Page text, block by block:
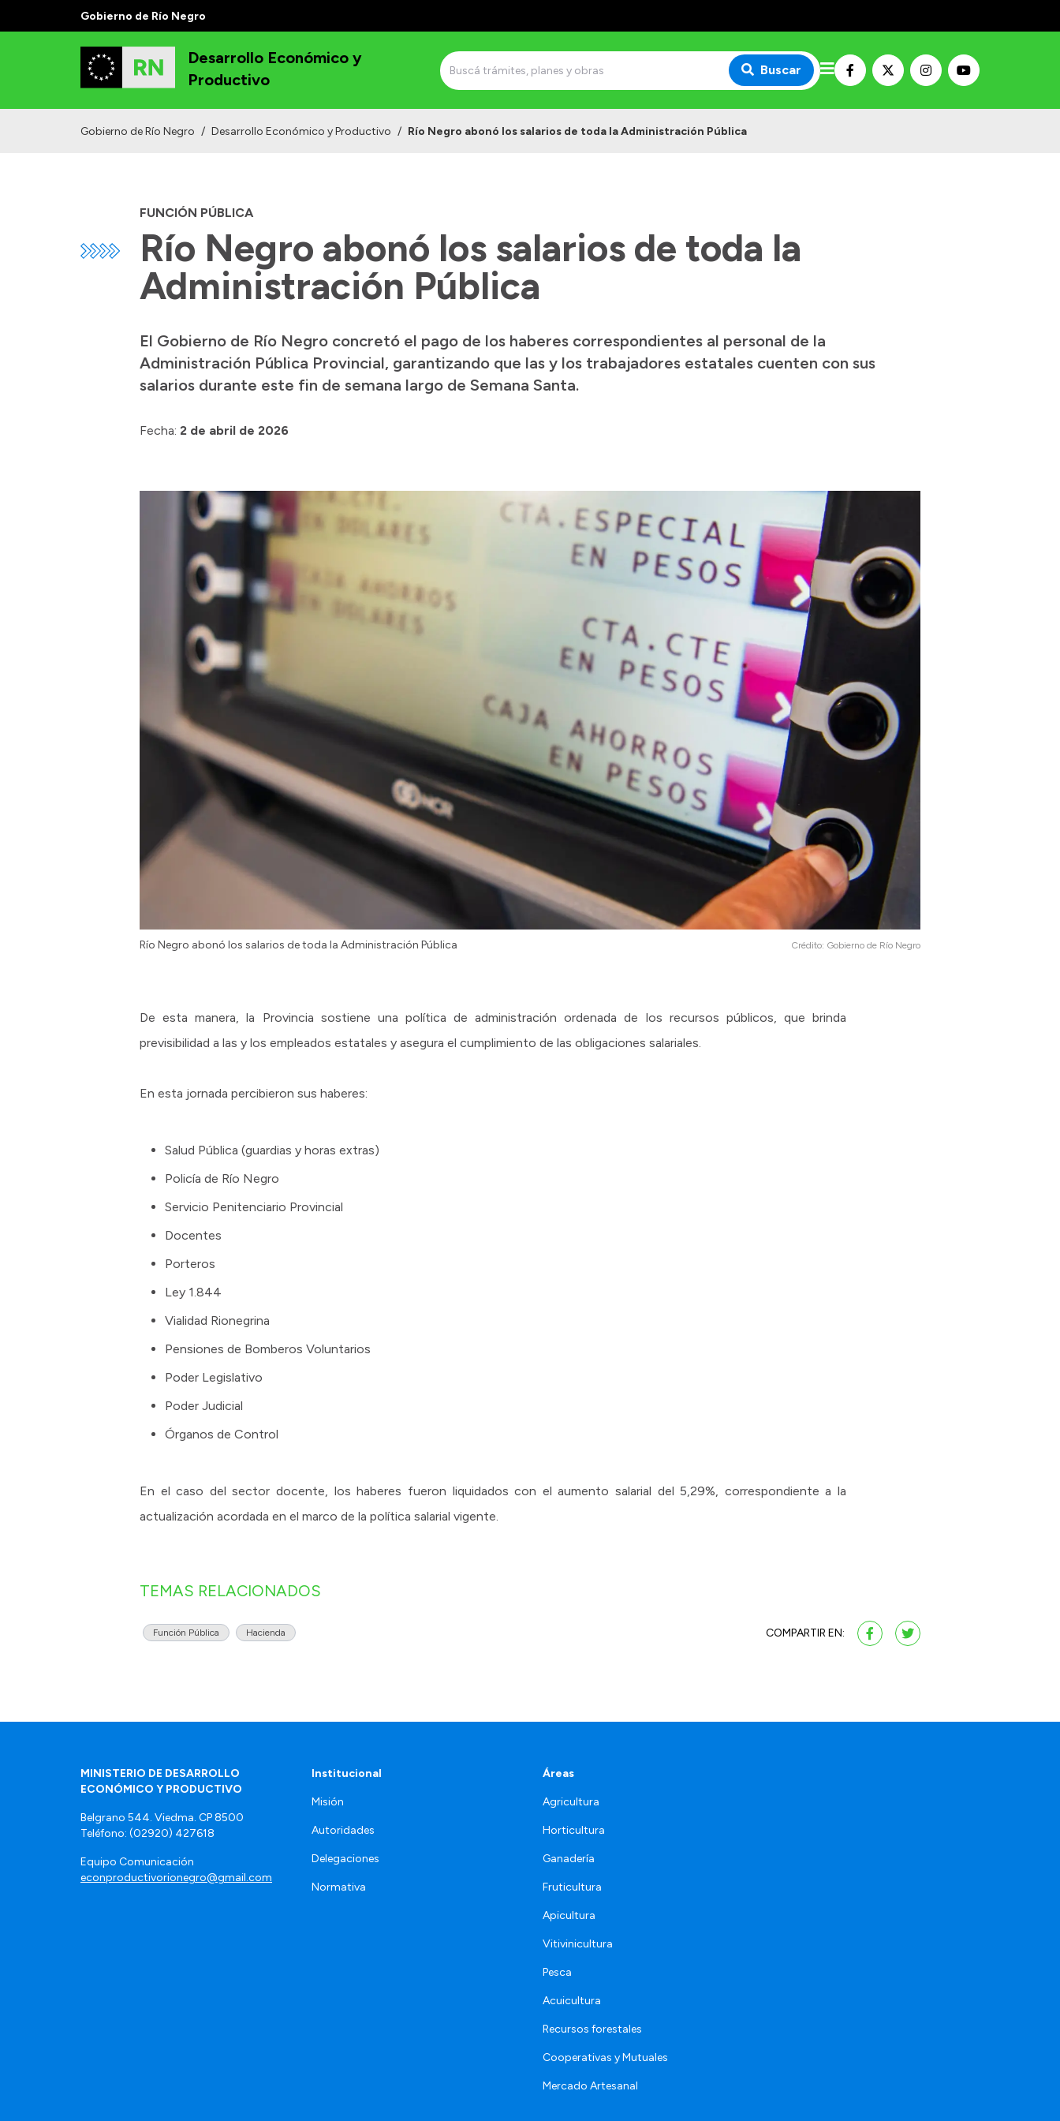
Gobierno de Río Negro
Desarrollo Económico y
Productivo
Buscar
Gobierno de Río Negro / Desarrollo Económico y Productivo / Río Negro abonó los salarios de toda la Administración Pública
FUNCIÓN PÚBLICA
Río Negro abonó los salarios de toda la
Administración Pública
El Gobierno de Río Negro concretó el pago de los haberes correspondientes al personal de la
Administración Pública Provincial, garantizando que las y los trabajadores estatales cuenten con sus
salarios durante este fin de semana largo de Semana Santa.
Fecha: 2 de abril de 2026
Río Negro abonó los salarios de toda la Administración Pública Crédito: Gobierno de Río Negro
De esta manera, la Provincia sostiene una política de administración ordenada de los recursos públicos, que brinda
previsibilidad a las y los empleados estatales y asegura el cumplimiento de las obligaciones salariales.
En esta jornada percibieron sus haberes:
Salud Pública (guardias y horas extras)
Policía de Río Negro
Servicio Penitenciario Provincial
Docentes
Porteros
Ley 1.844
Vialidad Rionegrina
Pensiones de Bomberos Voluntarios
Poder Legislativo
Poder Judicial
Órganos de Control
En el caso del sector docente, los haberes fueron liquidados con el aumento salarial del 5,29%, correspondiente a la
actualización acordada en el marco de la política salarial vigente.
TEMAS RELACIONADOS
Función Pública Hacienda COMPARTIR EN:
MINISTERIO DE DESARROLLO
ECONÓMICO Y PRODUCTIVO
Belgrano 544. Viedma. CP 8500
Teléfono: (02920) 427618
Equipo Comunicación
econproductivorionegro@gmail.com
Institucional
Misión
Autoridades
Delegaciones
Normativa
Áreas
Agricultura
Horticultura
Ganadería
Fruticultura
Apicultura
Vitivinicultura
Pesca
Acuicultura
Recursos forestales
Cooperativas y Mutuales
Mercado Artesanal